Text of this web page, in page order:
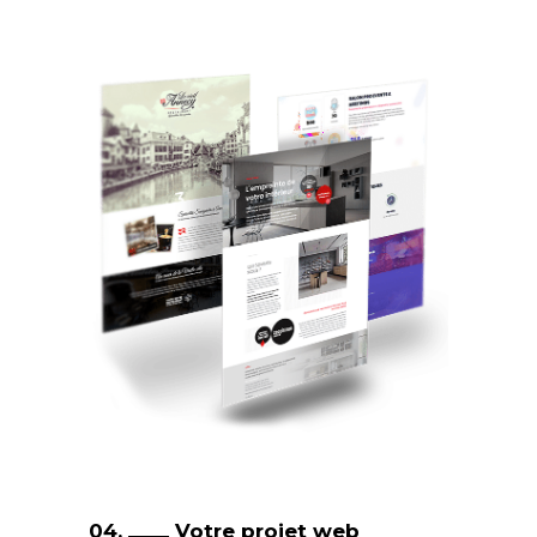
04. Votre projet web